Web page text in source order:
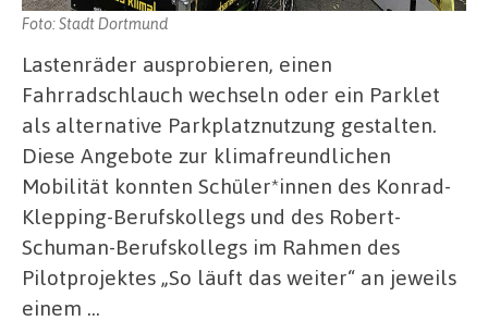
Foto: Stadt Dortmund
Lastenräder ausprobieren, einen
Fahrradschlauch wechseln oder ein Parklet
als alternative Parkplatznutzung gestalten.
Diese Angebote zur klimafreundlichen
Mobilität konnten Schüler*innen des Konrad-
Klepping-Berufskollegs und des Robert-
Schuman-Berufskollegs im Rahmen des
Pilotprojektes „So läuft das weiter“ an jeweils
einem …